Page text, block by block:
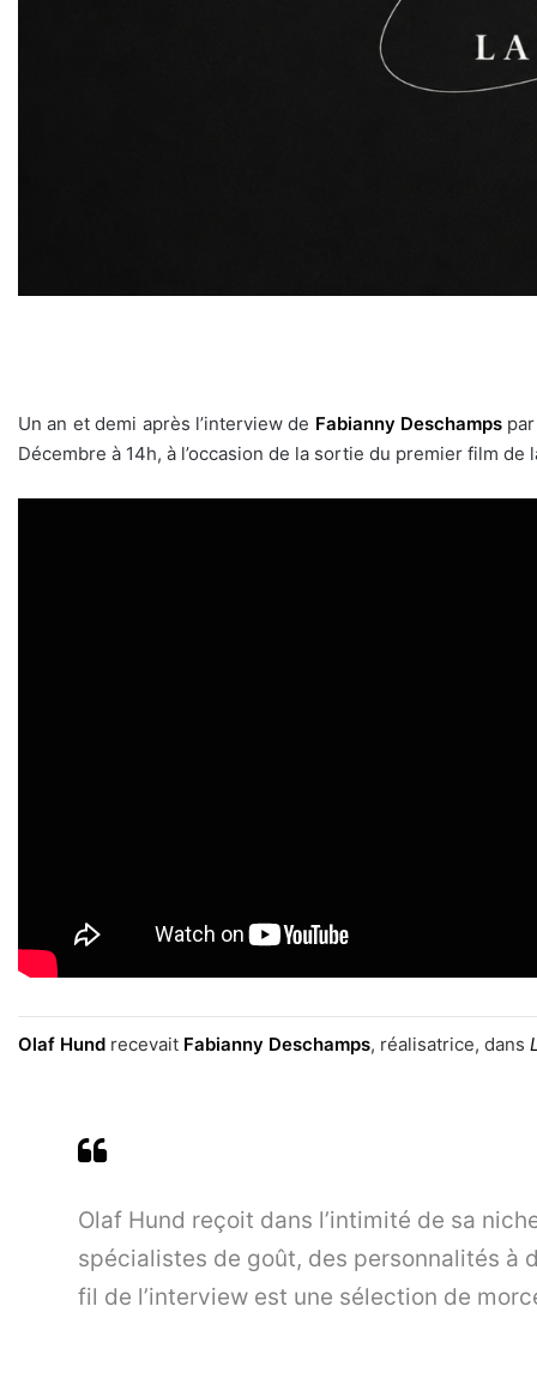
Un an et demi après l’interview de Fabianny Deschamps par
Décembre à 14h, à l’occasion de la sortie du premier film
Olaf Hund recevait Fabianny Deschamps, réalisatrice, dans
Olaf Hund reçoit dans l’intimité de sa
spécialistes de goût, des personnalités à
fil de l’interview est une sélection de